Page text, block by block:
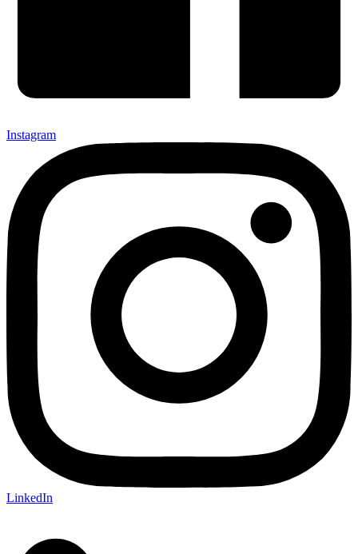
Instagram
LinkedIn